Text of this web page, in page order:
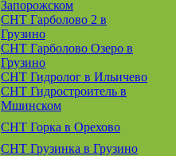
Запорожском
СНТ Гарболово 2 в
Грузино
СНТ Гарболово Озеро в
Грузино
СНТ Гидролог в Ильичево
СНТ Гидростроитель в
Мшинском
СНТ Горка в Орехово
СНТ Грузинка в Грузино